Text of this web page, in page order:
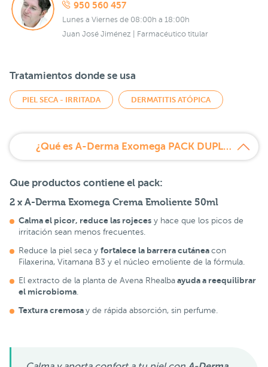
950 560 457
Lunes a Viernes de 08:00h a 18:00h
Juan José Jiménez | Farmacéutico titular
Tratamientos donde se usa
PIEL SECA - IRRITADA DERMATITIS ATÓPICA
¿Qué es A-Derma Exomega PACK DUPLO Crema Emoliente?
Que productos contiene el pack:
2 x A-Derma Exomega Crema Emoliente 50ml
Calma el picor, reduce las rojeces y hace que los picos de
irritación sean menos frecuentes.
Reduce la piel seca y fortalece la barrera cutánea con
Filaxerina, Vitamana B3 y el núcleo emoliente de la fórmula.
El extracto de la planta de Avena Rhealba ayuda a reequilibrar
el microbioma
Textura cremosa y de rápida absorción, sin perfume.